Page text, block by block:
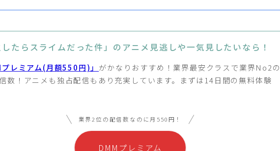
したらスライムだった件」のアニメ見逃しや一気見したいなら！
プレミアム(月額550円)」 がかなりおすすめ！業界最安クラスで業界No2の
数！アニメも独占配信もあり充実しています。まずは14日間の無料体験
業界2位の配信数なのに月550円！
DMMプレミアム